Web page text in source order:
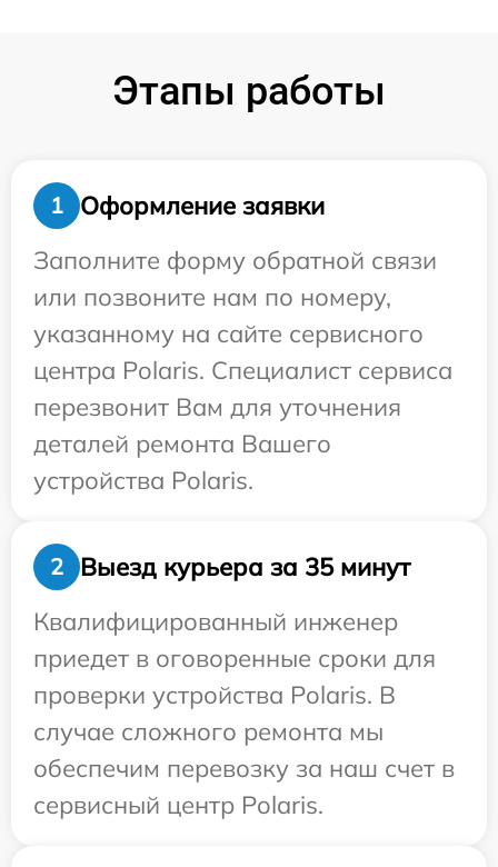
Этапы работы
1
Оформление заявки
Заполните форму обратной связи
или позвоните нам по номеру,
указанному на сайте сервисного
центра Polaris. Специалист сервиса
перезвонит Вам для уточнения
деталей ремонта Вашего
устройства Polaris.
2
Выезд курьера за 35 минут
Квалифицированный инженер
приедет в оговоренные сроки для
проверки устройства Polaris. В
случае сложного ремонта мы
обеспечим перевозку за наш счет в
сервисный центр Polaris.